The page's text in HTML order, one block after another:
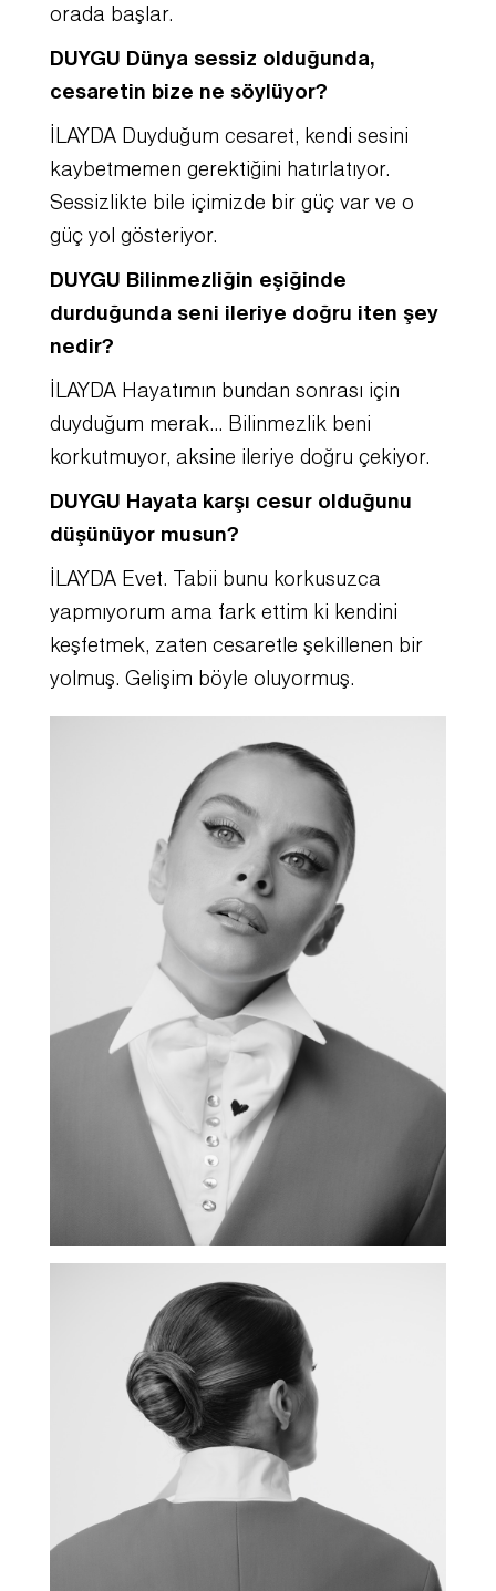
orada başlar.
DUYGU Dünya sessiz olduğunda,
cesaretin bize ne söylüyor?
İLAYDA Duyduğum cesaret, kendi sesini
kaybetmemen gerektiğini hatırlatıyor.
Sessizlikte bile içimizde bir güç var ve o
güç yol gösteriyor.
DUYGU Bilinmezliğin eşiğinde
durduğunda seni ileriye doğru iten şey
nedir?
İLAYDA Hayatımın bundan sonrası için
duyduğum merak… Bilinmezlik beni
korkutmuyor, aksine ileriye doğru çekiyor.
DUYGU Hayata karşı cesur olduğunu
düşünüyor musun?
İLAYDA Evet. Tabii bunu korkusuzca
yapmıyorum ama fark ettim ki kendini
keşfetmek, zaten cesaretle şekillenen bir
yolmuş. Gelişim böyle oluyormuş.